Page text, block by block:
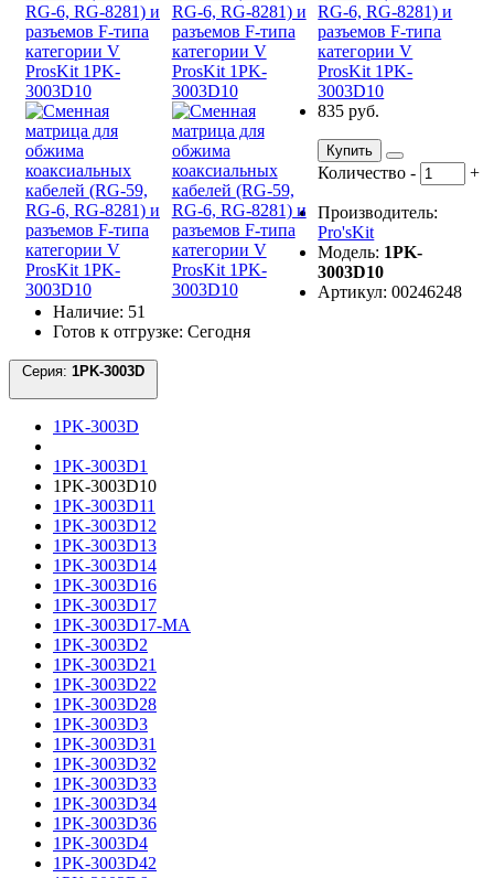
835 руб.
Купить
Количество - +
Производитель:
Pro'sKit
Модель: 1PK-
3003D10
Артикул: 00246248
Наличие: 51
Готов к отгрузке: Сегодня
Серия:
1PK-3003D
1PK-3003D1
1PK-3003D10
1PK-3003D11
1PK-3003D12
1PK-3003D13
1PK-3003D14
1PK-3003D16
1PK-3003D17
1PK-3003D17-MA
1PK-3003D2
1PK-3003D21
1PK-3003D22
1PK-3003D28
1PK-3003D3
1PK-3003D31
1PK-3003D32
1PK-3003D33
1PK-3003D34
1PK-3003D36
1PK-3003D4
1PK-3003D42